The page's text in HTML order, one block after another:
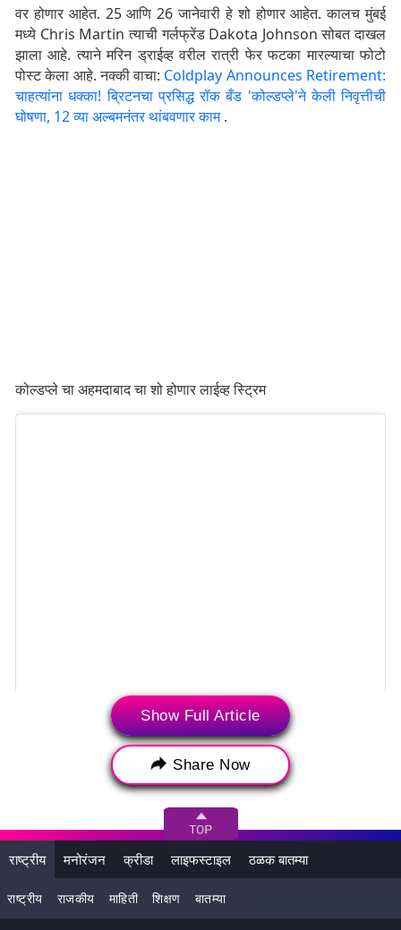
वर होणार आहेत. 25 आणि 26 जानेवारी हे शो होणार आहेत. कालच मुंबई
मध्ये Chris Martin त्याची गर्लफ्रेंड Dakota Johnson सोबत दाखल
झाला आहे. त्याने मरिन ड्राईव्ह वरील रात्री फेर फटका मारल्याचा फोटो
पोस्ट केला आहे. नक्की वाचा: Coldplay Announces Retirement:
चाहत्यांना धक्का! ब्रिटनचा प्रसिद्ध रॉक बँड 'कोल्डप्ले'ने केली निवृत्तीची
घोषणा, 12 व्या अल्बमनंतर थांबवणार काम.
कोल्डप्ले चा अहमदाबाद चा शो होणार लाईव्ह स्ट्रिम
View this post on Instagram
Show Full Article
Share Now
राष्ट्रीय मनोरंजन क्रीडा लाइफस्टाइल ठळक बातम्या
राष्ट्रीय राजकीय माहिती शिक्षण बातम्या